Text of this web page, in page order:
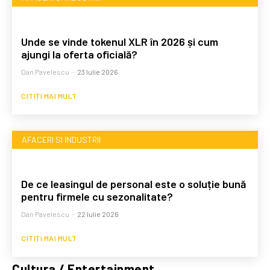
Unde se vinde tokenul XLR în 2026 și cum
ajungi la oferta oficială?
Dan Pavelescu - 23 Iulie 2026
CITIȚI MAI MULT
AFACERI SI INDUSTRII
De ce leasingul de personal este o soluție bună
pentru firmele cu sezonalitate?
Dan Pavelescu - 22 Iulie 2026
CITIȚI MAI MULT